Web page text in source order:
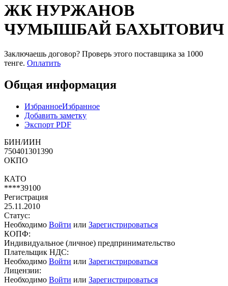
ЖК НУРЖАНОВ
ЧУМЫШБАЙ БАХЫТОВИЧ
Заключаешь договор? Проверь этого поставщика за 1000
тенге. Оплатить
Общая информация
ИзбранноеИзбранное
Добавить заметку
Экспорт PDF
БИН/ИИН
750401301390
ОКПО
КАТО
****39100
Регистрация
25.11.2010
Статус:
Необходимо Войти или Зарегистрироваться
КОПФ:
Индивидуальное (личное) предпринимательство
Плательщик НДС:
Необходимо Войти или Зарегистрироваться
Лицензии:
Необходимо Войти или Зарегистрироваться